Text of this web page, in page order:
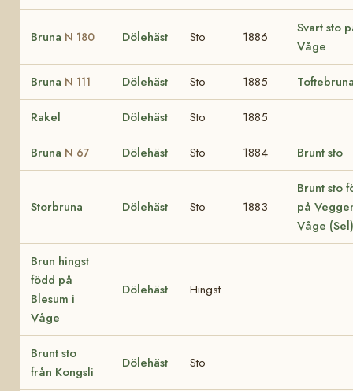
Bruna N 180 Dölehäst Sto 1886
Svart sto
Våge
Bruna N 111 Dölehäst Sto 1885
Rakel Dölehäst Sto 1885
Bruna N 67 Dölehäst Sto 1884 Brunt sto
Storbruna Dölehäst Sto 1883
Brunt sto
på
Våge (Sel)
Brun hingst
född på
Blesum i
Våge
Dölehäst Hingst
Brunt sto
från Kongsli
Dölehäst Sto